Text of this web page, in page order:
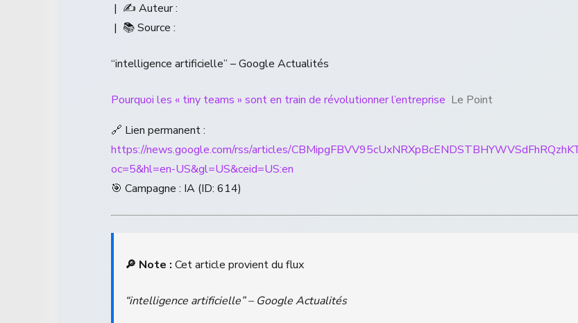
| ✍️ Auteur :
| 📚 Source :
“intelligence artificielle” – Google Actualités
Pourquoi les « tiny teams » sont en train de révolutionner l’entreprise Le Point
🔗 Lien permanent :
https://news.google.com/rss/articles/
oc=5&hl=en-US&gl=US&ceid=US:en
🎯 Campagne : IA (ID: 614)
🔎 Note : Cet article provient du flux
“intelligence artificielle” – Google Actualités